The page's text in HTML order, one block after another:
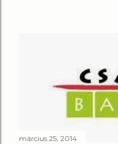
március 25, 2014